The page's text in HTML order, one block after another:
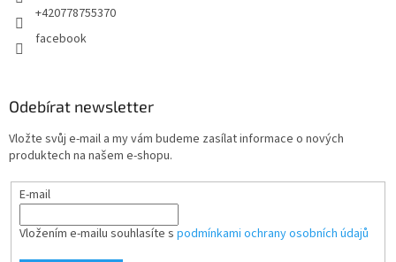
+420778755370
facebook
Odebírat newsletter
Vložte svůj e-mail a my vám budeme zasílat informace o nových
produktech na našem e-shopu.
E-mail
Vložením e-mailu souhlasíte s podmínkami ochrany osobních údajů